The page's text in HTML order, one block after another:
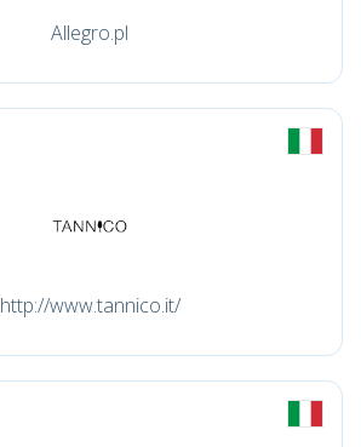
Allegro.pl
http://www.tannico.it/